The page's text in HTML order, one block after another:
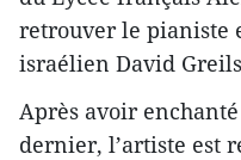
retrouver le pianiste
israélien David
Après avoir
dernier, l’artiste est